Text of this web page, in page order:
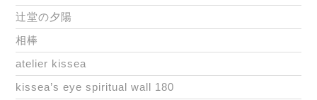
辻堂の夕陽
相棒
atelier kissea
kissea’s eye spiritual wall 180